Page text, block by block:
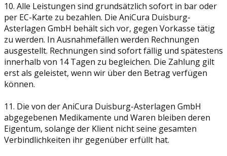
10. Alle Leistungen sind grundsätzlich sofort in bar oder
per EC-Karte zu bezahlen. Die AniCura Duisburg-
Asterlagen GmbH behält sich vor, gegen Vorkasse tätig
zu werden. In Ausnahmefällen werden Rechnungen
ausgestellt. Rechnungen sind sofort fällig und spätestens
innerhalb von 14 Tagen zu begleichen. Die Zahlung gilt
erst als geleistet, wenn wir über den Betrag verfügen
können.
11. Die von der AniCura Duisburg-Asterlagen GmbH
abgegebenen Medikamente und Waren bleiben deren
Eigentum, solange der Klient nicht seine gesamten
Verbindlichkeiten ihr gegenüber erfüllt hat.